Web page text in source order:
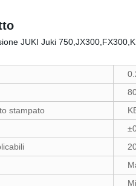
JUKI Juki
stampato